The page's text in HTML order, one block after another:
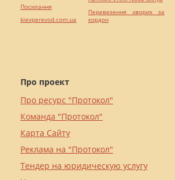
Про проект
Про ресурс "Протокол"
Команда "Протокол"
Карта Сайту
Реклама на "Протокол"
Тендер на юридическую услугу
Посилання
kievperevod.com.ua
Перевезення хворих за
кордон